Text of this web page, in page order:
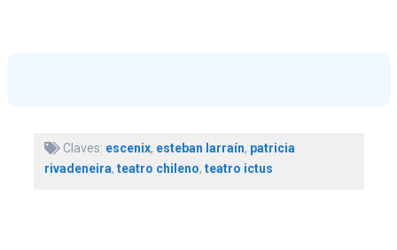
Claves: escenix, esteban larraín, patricia
rivadeneira, teatro chileno, teatro ictus